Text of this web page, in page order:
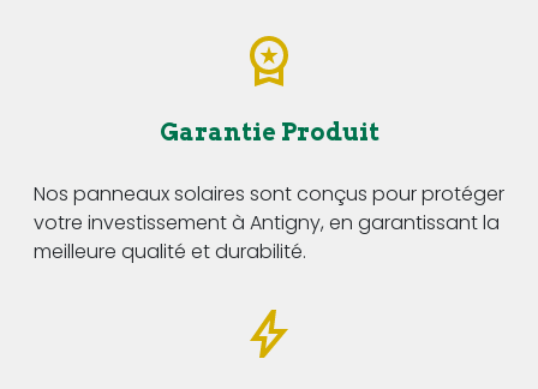
Garantie Produit
Nos panneaux solaires sont conçus pour protéger
votre investissement à Antigny, en garantissant la
meilleure qualité et durabilité.